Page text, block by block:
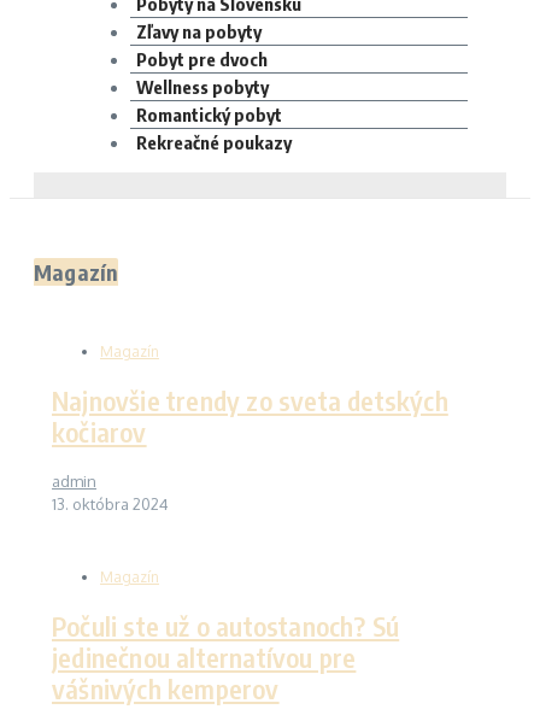
Zľavy na pobyty
Pobyt pre dvoch
Wellness pobyty
Romantický pobyt
Rekreačné poukazy
Magazín
Magazín
Najnovšie trendy zo sveta detských
kočiarov
admin
13. októbra 2024
Magazín
Počuli ste už o autostanoch? Sú
jedinečnou alternatívou pre
vášnivých kemperov